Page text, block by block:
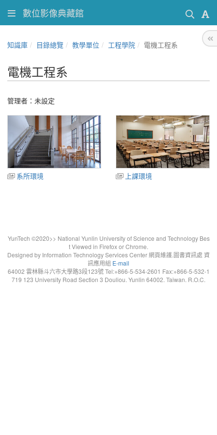
數位影像典藏館
知識庫 目錄總覽 教學單位 工程學院 電機工程系
電機工程系
管理者：未設定
系所環境 上課環境
YunTech ©2020>> National Yunlin University of Science and Technology Bes
t Viewed in Firefox or Chrome.
Designed by Information Technology Services Center 網頁維護.圖書資訊處 資
訊應用組 E-mail
64002 雲林縣斗六市大學路3段123號 Tel:+866-5-534-2601 Fax:+866-5-532-1
719 123 University Road Section 3 Douliou. Yunlin 64002. Taiwan. R.O.C.